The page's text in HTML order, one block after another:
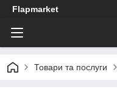
Flapmarket
Товари та послуги